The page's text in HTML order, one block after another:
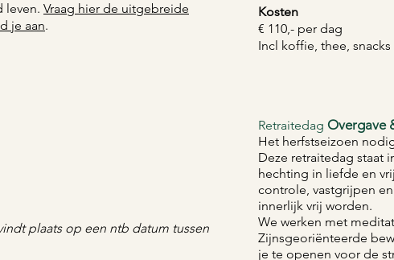
leven. Vraag hier de uitgebreide
je aan.
plaats op een ntb datum tussen
Kosten
€ 110,- per dag
Incl koffie, thee, snacks
Retraitedag Overgave
Het herfstseizoen
Deze retraitedag staat
hechting in liefde en
controle, vastgrijpen
innerlijk vrij worden.
We werken met
Zijnsgeoriënteerde
je te openen voor de